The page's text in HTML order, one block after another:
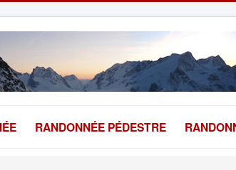
RANDONNÉE PÉDESTRE